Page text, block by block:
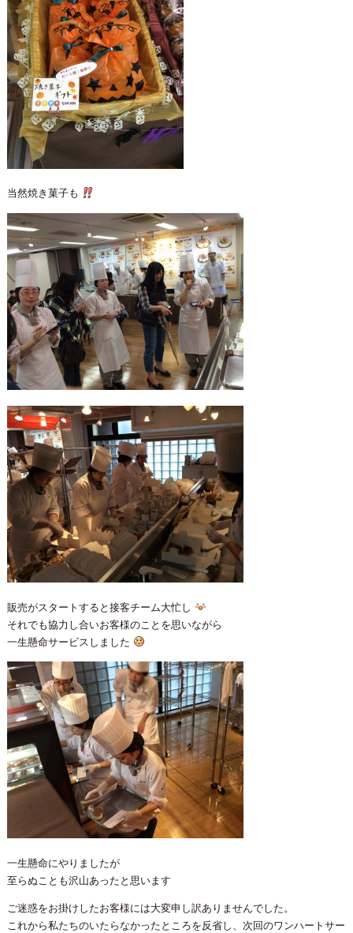
当然焼き菓子も
販売がスタートすると接客チーム大忙し
それでも協力し合いお客様のことを思いながら
一生懸命サービスしました
一生懸命にやりましたが
至らぬことも沢山あったと思います
ご迷惑をお掛けしたお客様には大変申し訳ありませんでした。
これから私たちのいたらなかったところを反省し、次回のワンハートサー